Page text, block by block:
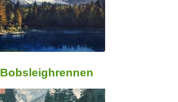
Bobsleighrennen